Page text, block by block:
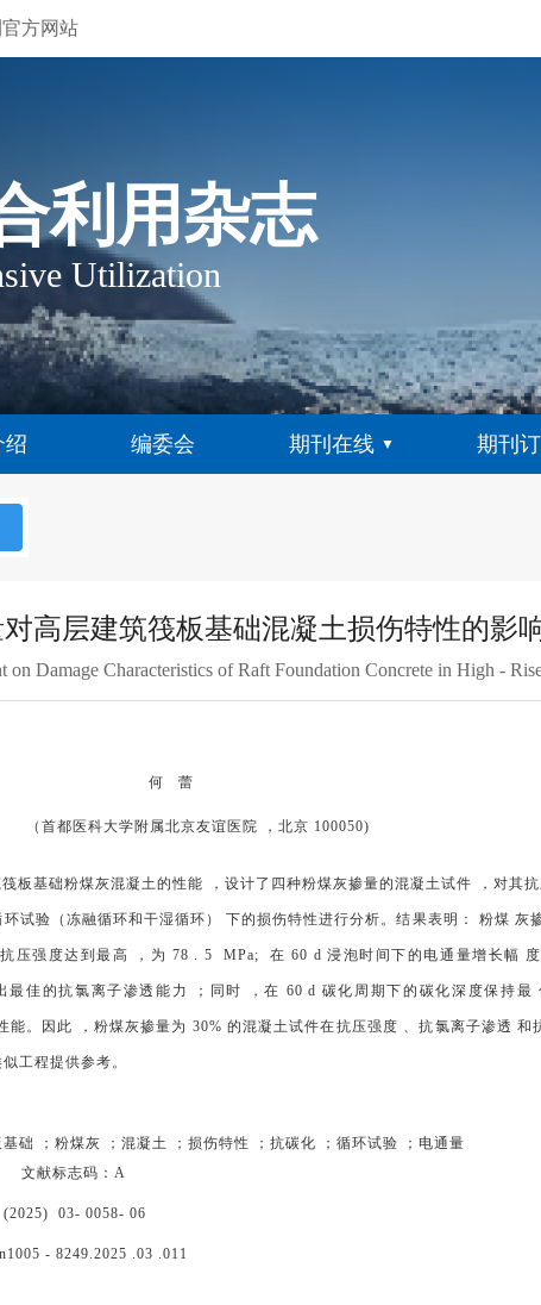
方网站
利用杂志
Utilization
绍 编委会 期刊在线 ▼ 期刊
高层建筑筏板基础混凝土损伤特性的影
on Damage Characteristics of Raft Foundation Concrete in High -
何 蕾
首都医科大学附属北京友谊医院 ，北京 100050)
板基础粉煤灰混凝土的性能 ，设计了四种粉煤灰掺量的混凝土试件 ，对其抗
试验（冻融循环和干湿循环） 下的损伤特性进行分析。结果表明： 粉煤 灰
压强度达到最高 ，为 78 . 5 MPa; 在 60 d 浸泡时间下的电通量增长幅
佳的抗氯离子渗透能力 ；同时 ，在 60 d 碳化周期下的碳化深度保持最
。因此 ，粉煤灰掺量为 30% 的混凝土试件在抗压强度 、抗氯离子渗透 和
工程提供参考。
础 ；粉煤灰 ；混凝土 ；损伤特性 ；抗碳化 ；循环试验 ；电通量
文献标志码：A
03- 0058- 06
- 8249.2025 .03 .011